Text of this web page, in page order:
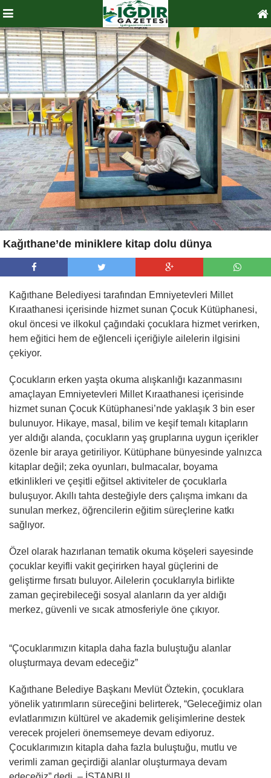
Kağıthane’de miniklere kitap dolu dünya
Kağıthane Belediyesi tarafından Emniyetevleri Millet
Kıraathanesi içerisinde hizmet sunan Çocuk Kütüphanesi,
okul öncesi ve ilkokul çağındaki çocuklara hizmet verirken,
hem eğitici hem de eğlenceli içeriğiyle ailelerin ilgisini
çekiyor.
Çocukların erken yaşta okuma alışkanlığı kazanmasını
amaçlayan Emniyetevleri Millet Kıraathanesi içerisinde
hizmet sunan Çocuk Kütüphanesi’nde yaklaşık 3 bin eser
bulunuyor. Hikaye, masal, bilim ve keşif temalı kitapların
yer aldığı alanda, çocukların yaş gruplarına uygun içerikler
özenle bir araya getiriliyor. Kütüphane bünyesinde yalnızca
kitaplar değil; zeka oyunları, bulmacalar, boyama
etkinlikleri ve çeşitli eğitsel aktiviteler de çocuklarla
buluşuyor. Akıllı tahta desteğiyle ders çalışma imkanı da
sunulan merkez, öğrencilerin eğitim süreçlerine katkı
sağlıyor.
Özel olarak hazırlanan tematik okuma köşeleri sayesinde
çocuklar keyifli vakit geçirirken hayal güçlerini de
geliştirme fırsatı buluyor. Ailelerin çocuklarıyla birlikte
zaman geçirebileceği sosyal alanların da yer aldığı
merkez, güvenli ve sıcak atmosferiyle öne çıkıyor.
“Çocuklarımızın kitapla daha fazla buluştuğu alanlar
oluşturmaya devam edeceğiz”
Kağıthane Belediye Başkanı Mevlüt Öztekin, çocuklara
yönelik yatırımların süreceğini belirterek, “Geleceğimiz olan
evlatlarımızın kültürel ve akademik gelişimlerine destek
verecek projeleri önemsemeye devam ediyoruz.
Çocuklarımızın kitapla daha fazla buluştuğu, mutlu ve
verimli zaman geçirdiği alanlar oluşturmaya devam